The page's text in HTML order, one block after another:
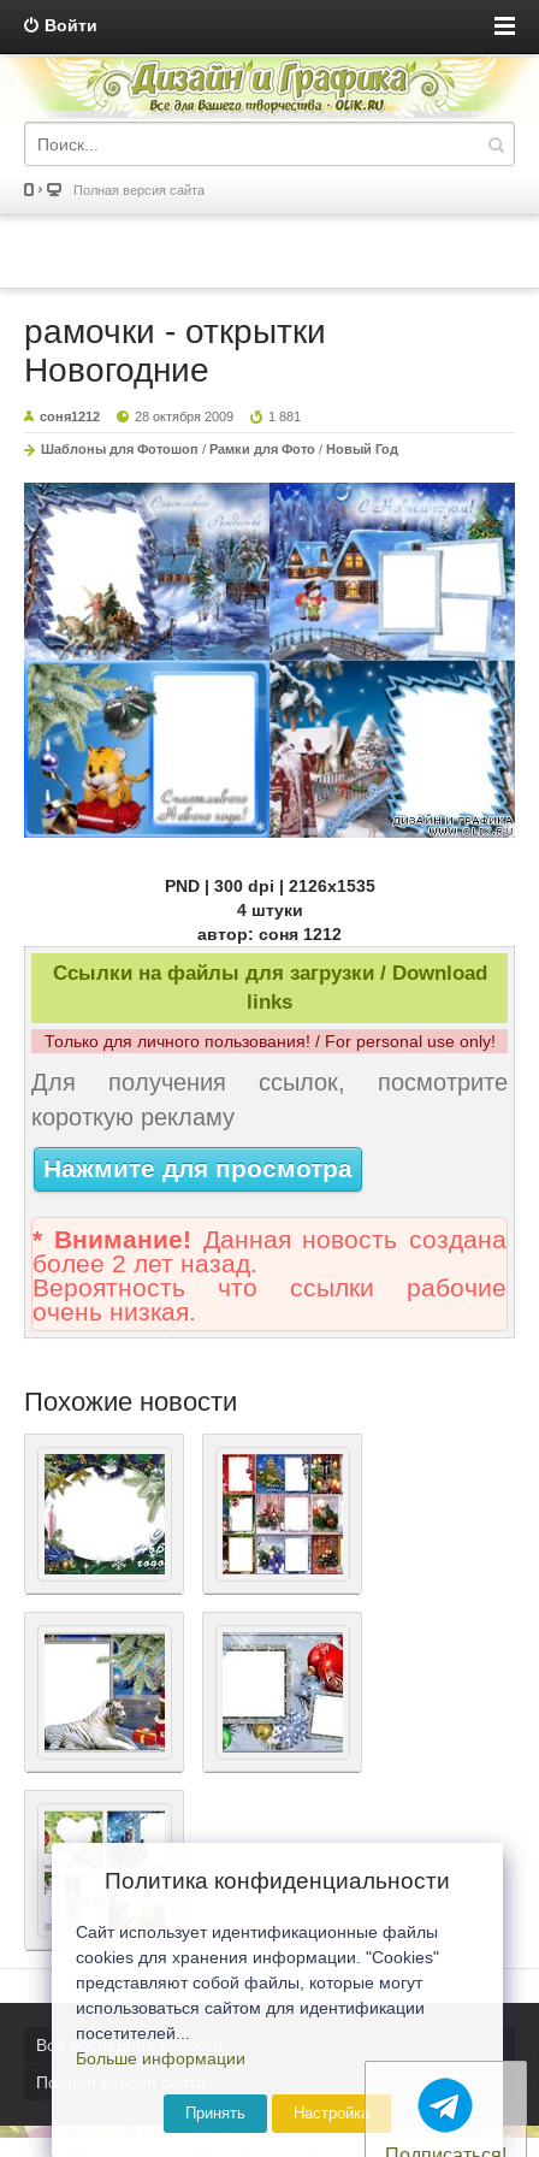
Войти
Полная версия сайта
рамочки - открытки
Новогодние
соня1212 28 октября 2009 1 881
Шаблоны для Фотошоп / Рамки для Фото / Новый Год
PND | 300 dpi | 2126x1535
4 штуки
автор: соня 1212
Ссылки на файлы для загрузки / Download
links
Только для личного пользования! / For personal use only!
Для получения ссылок, посмотрите
короткую рекламу
Нажмите для просмотра
* Внимание! Данная новость создана
более 2 лет назад.
Вероятность что ссылки рабочие
очень низкая.
Похожие новости
Все последние новости
Полная версия сайта
Политика конфиденциальности
Сайт использует идентификационные файлы
cookies для хранения информации. "Cookies"
представляют собой файлы, которые могут
использоваться сайтом для идентификации
посетителей...
Больше информации
Принять Настройка